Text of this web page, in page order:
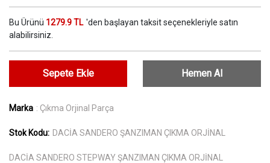
Bu Ürünü 1279.9 TL 'den başlayan taksit seçenekleriyle satın
alabilirsiniz.
Sepete Ekle Hemen Al
Marka : Çıkma Orjinal Parça
Stok Kodu: DACİA SANDERO ŞANZIMAN ÇIKMA ORJİNAL
DACİA SANDERO STEPWAY ŞANZIMAN ÇIKMA ORJİNAL